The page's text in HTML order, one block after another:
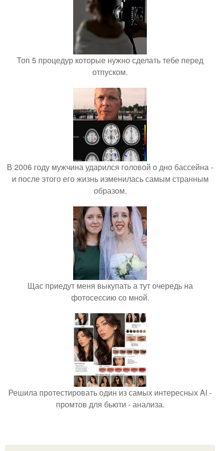
Топ 5 процедур которые нужно сделать тебе перед
отпуском.
В 2006 году мужчина ударился головой о дно бассейна -
и после этого его жизнь изменилась самым странным
образом.
Щас приедут меня выкупать а тут очередь на
фотосессию со мной.
Решила протестировать один из самых интересных AI -
промтов для бьюти - анализа.